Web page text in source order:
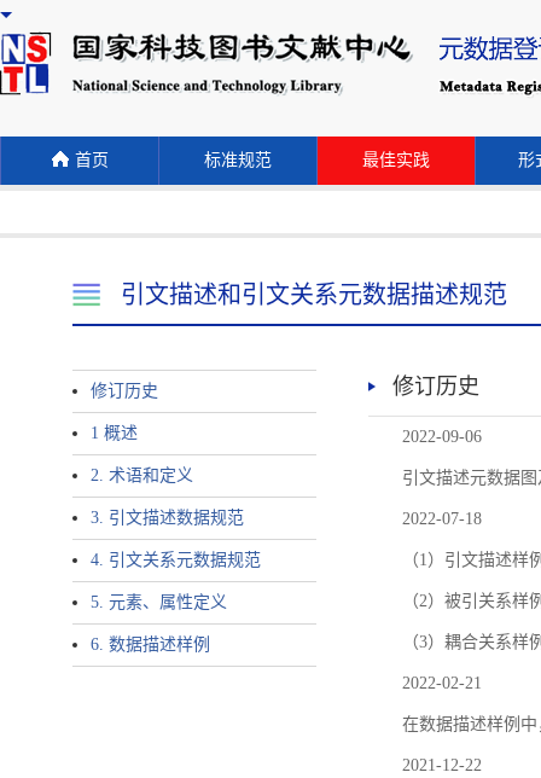
首页 标准规范 最佳实践 形
引文描述和引文关系元数据描述规范
修订历史
1 概述
2. 术语和定义
3. 引文描述数据规范
4. 引文关系元数据规范
5. 元素、属性定义
6. 数据描述样例
修订历史
2022-09-06
引文描述元数据
2022-07-18
（1）引文描述样
（2）被引关系
（3）耦合关系
2022-02-21
在数据描述样例
2021-12-22